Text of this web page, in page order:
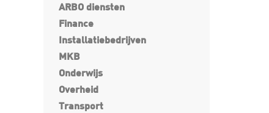
ARBO diensten
Finance
Installatiebedrijven
MKB
Onderwijs
Overheid
Transport